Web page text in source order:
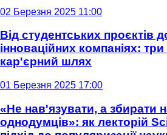
02 Березня 2025 11:00
Від студентських проєктів
інноваційних компаніях: три
кар'єрний шлях
01 Березня 2025 17:00
«Не нав'язувати, а збирати
однодумців»: як лекторій